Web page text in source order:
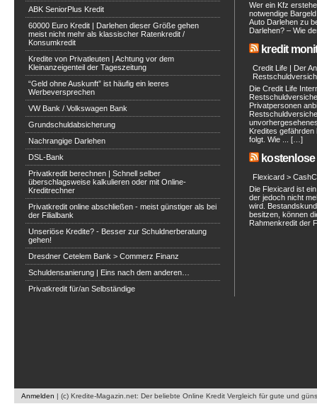
ABK SeniorPlus Kredit
60000 Euro Kredit | Darlehen dieser Größe gehen
meist nicht mehr als klassischer Ratenkredit /
Konsumkredit
Kredite von Privatleuten | Achtung vor dem
Kleinanzeigenteil der Tageszeitung
“Geld ohne Auskunft” ist häufig ein leeres
Werbeversprechen
VW Bank / Volkswagen Bank
Grundschuldabsicherung
Nachrangige Darlehen
DSL-Bank
Privatkredit berechnen | Schnell selber
überschlagsweise kalkulieren oder mit Online-
Kreditrechner
Privatkredit online abschließen - meist günstiger als bei
der Filialbank
Unseriöse Kredite? - Besser zur Schuldnerberatung
gehen!
Dresdner Cetelem Bank > Commerz Finanz
Schuldensanierung | Eins nach dem anderen…
Privatkredit für/an Selbständige
Wer ein Kfz
notwendige
Auto Darlehen zu
Darlehen? – Wie
kredit
Credit Life | Der
Die Credit Life
Privatpersonen
Kredites gefährden
folgt. Wie ... […]
Flexicard >
Die Flexicard ist
der jedoch nicht
wird.
besitzen, können
Rahmenkredit der
Anmelden | (c) Kredite-Magazin.net: Der beliebte Online Kredit Vergleich für gute und